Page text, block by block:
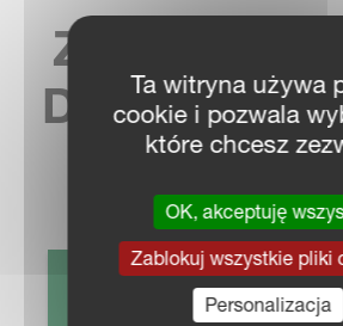
ZNAJDŹ
DO
LOKALIZATOR
Ta witryna używa
cookie i pozwala
które chcesz
OK, akceptuję
Zablokuj wszystkie pliki
Personalizacja